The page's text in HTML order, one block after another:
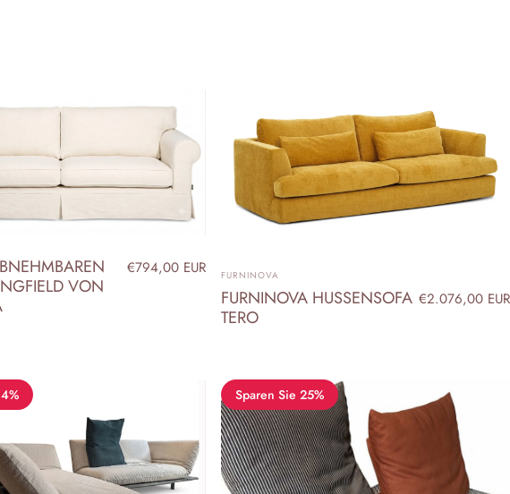
VON
€794,00 EUR ANBIETER:
FURNINOVA
FURNINOVA HUSSENSOFA
TERO
€2.076,00 EUR
Sparen Sie 25%